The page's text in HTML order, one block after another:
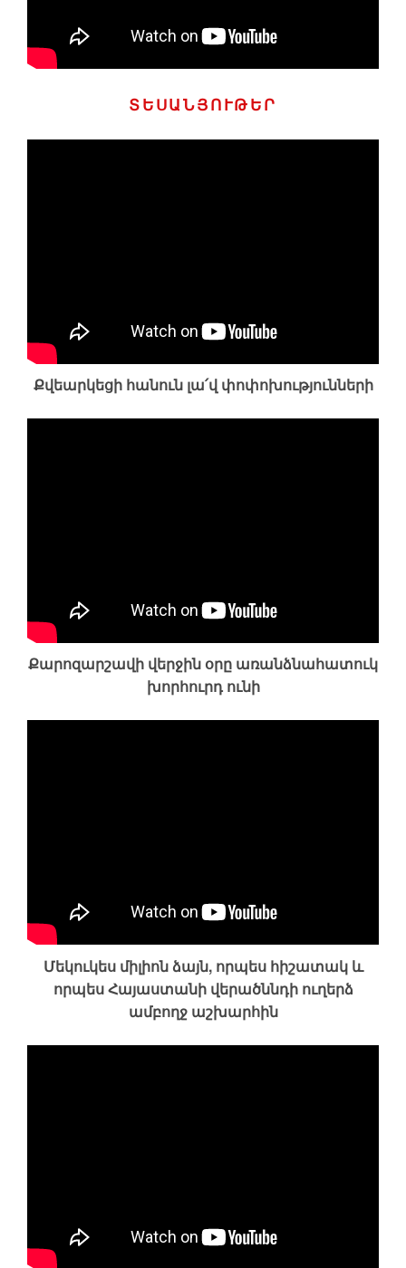
ՏԵՍԱՆՅՈՒԹԵՐ
Քվեարկեցի հանուն լա՛վ փոփոխությունների
Քարոզարշավի վերջին օրը առանձնահատուկ
խորհուրդ ունի
Մեկուկես միլիոն ձայն, որպես հիշատակ և
որպես Հայաստանի վերածննդի ուղերձ
ամբողջ աշխարհին